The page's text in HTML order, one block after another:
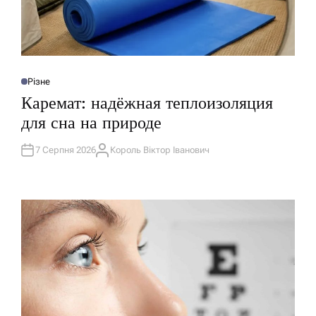
О
Л
І
У
В
Різне
Каремат: надёжная теплоизоляция
для сна на природе
7 Серпня 2026А
Король Віктор Іванович